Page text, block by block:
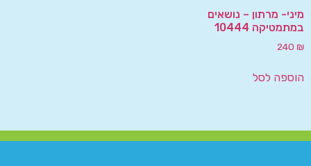
מיני- מרתון – נושאים
במתמטיקה 10444
240 ₪
הוספה לסל